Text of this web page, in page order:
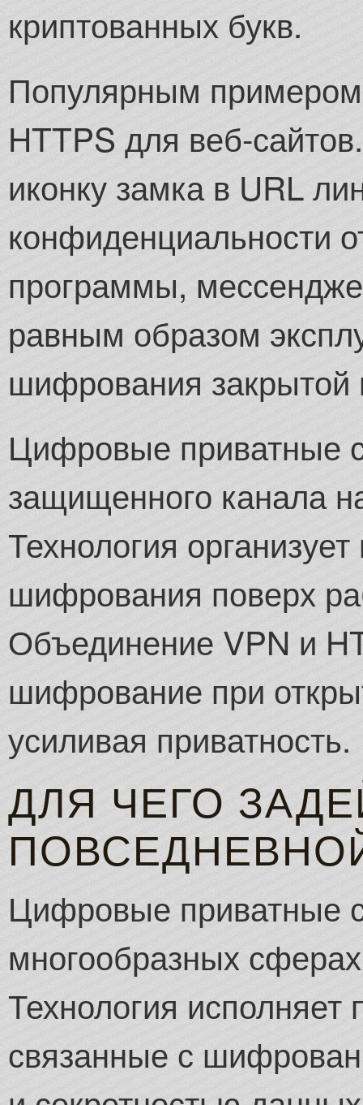
криптованных букв.
Популярным примером
HTTPS для веб-
иконку замка в URL
конфиденциальности
программы,
равным образом
шифрования
Цифровые приватные
защищенного канала
Технология
шифрования поверх
Объединение VPN и
шифрование при
усиливая приватность.
ДЛЯ ЧЕГО
Цифровые приватные
многообразных
Технология исполняет
связанные с